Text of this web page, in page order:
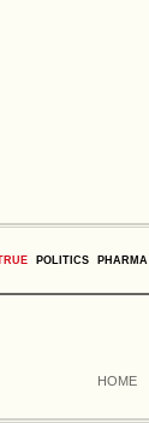
POLITICS PHARMA
HOME